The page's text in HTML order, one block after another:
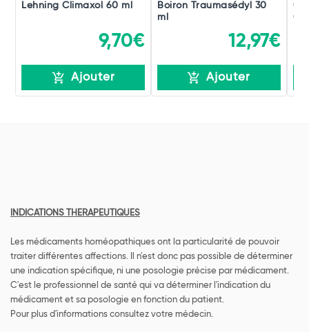
Lehning Climaxol 60 ml
9,70€
Ajouter
Boiron Traumasédyl 30
ml
12,97€
Ajouter
INDICATIONS THERAPEUTIQUES
Les médicaments homéopathiques ont la particularité de pouvoir
traiter différentes affections. Il n'est donc pas possible de déterminer
une indication spécifique, ni une posologie précise par médicament.
C'est le professionnel de santé qui va déterminer l'indication du
médicament et sa posologie en fonction du patient.
Pour plus d'informations consultez votre médecin.